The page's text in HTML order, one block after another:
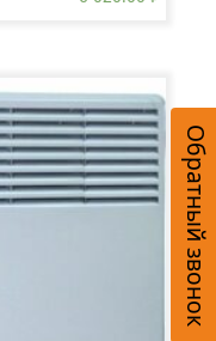
Обратный звонок